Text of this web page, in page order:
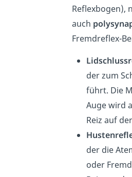
Reflexbogen),
auch
Fremdreflex-
der zum
führt. Die
Auge wird
Reiz auf
der die
oder